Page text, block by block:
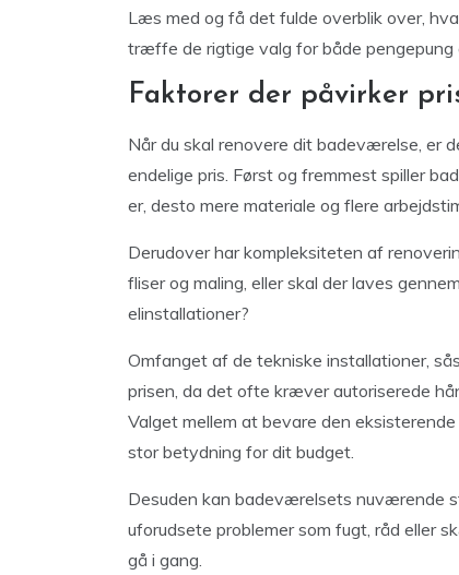
Læs med og få det fulde overblik over,
træffe de rigtige valg for både
Faktorer der påvirker
Når du skal renovere dit badeværelse, er
endelige pris. Først og fremmest spiller
er, desto mere materiale og flere
Derudover har kompleksiteten af
fliser og maling, eller skal der laves
elinstallationer?
Omfanget af de tekniske installationer,
prisen, da det ofte kræver autoriserede
Valget mellem at bevare den
stor betydning for dit budget.
Desuden kan badeværelsets nuværende
uforudsete problemer som fugt, råd eller
gå i gang.